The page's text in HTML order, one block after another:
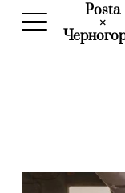
Posta
×